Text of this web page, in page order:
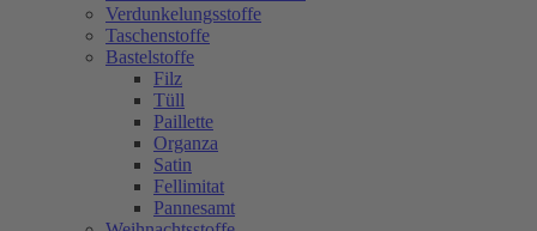
Verdunkelungsstoffe
Taschenstoffe
Bastelstoffe
Filz
Tüll
Paillette
Organza
Satin
Fellimitat
Pannesamt